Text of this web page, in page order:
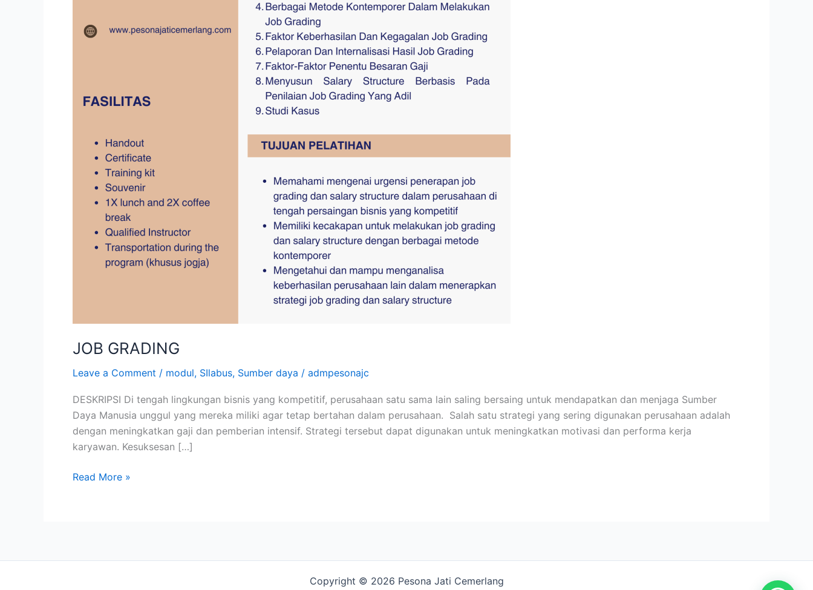
JOB GRADING
Leave a Comment / modul, SIlabus, Sumber daya / admpesonajc
DESKRIPSI Di tengah lingkungan bisnis yang kompetitif, perusahaan satu sama lain saling bersaing untuk mendapatkan dan menjaga Sumber
Daya Manusia unggul yang mereka miliki agar tetap bertahan dalam perusahaan. Salah satu strategi yang sering digunakan perusahaan adalah
dengan meningkatkan gaji dan pemberian intensif. Strategi tersebut dapat digunakan untuk meningkatkan motivasi dan performa kerja
karyawan. Kesuksesan […]
Read More »
Copyright © 2026 Pesona Jati Cemerlang